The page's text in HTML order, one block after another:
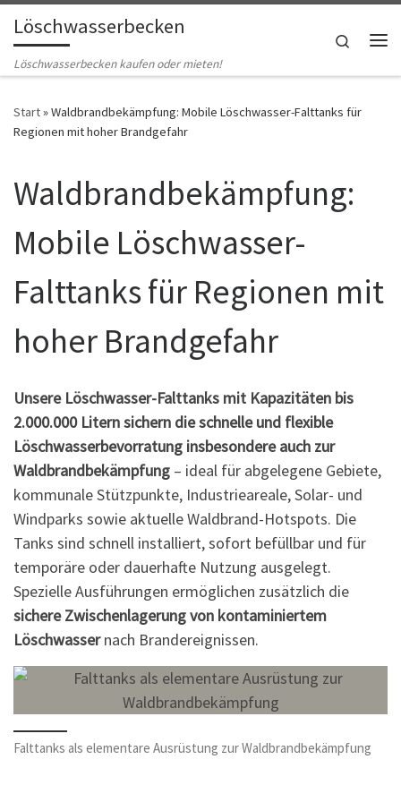
Zum Inhalt springen
Löschwasserbecken
Löschwasserbecken kaufen oder mieten!
Search
Start»Waldbrandbekämpfung: Mobile Löschwasser-Falttanks für
Regionen mit hoher Brandgefahr
Waldbrandbekämpfung:
Mobile Löschwasser-
Falttanks für Regionen mit
hoher Brandgefahr
Unsere Löschwasser-Falttanks mit Kapazitäten bis
2.000.000 Litern sichern die schnelle und flexible
Löschwasserbevorratung insbesondere auch zur
Waldbrandbekämpfung – ideal für abgelegene Gebiete,
kommunale Stützpunkte, Industrieareale, Solar- und
Windparks sowie aktuelle Waldbrand-Hotspots. Die
Tanks sind schnell installiert, sofort befüllbar und für
temporäre oder dauerhafte Nutzung ausgelegt.
Spezielle Ausführungen ermöglichen zusätzlich die
sichere Zwischenlagerung von kontaminiertem
Löschwassernach Brandereignissen.
Falttanks als elementare Ausrüstung zur Waldbrandbekämpfung